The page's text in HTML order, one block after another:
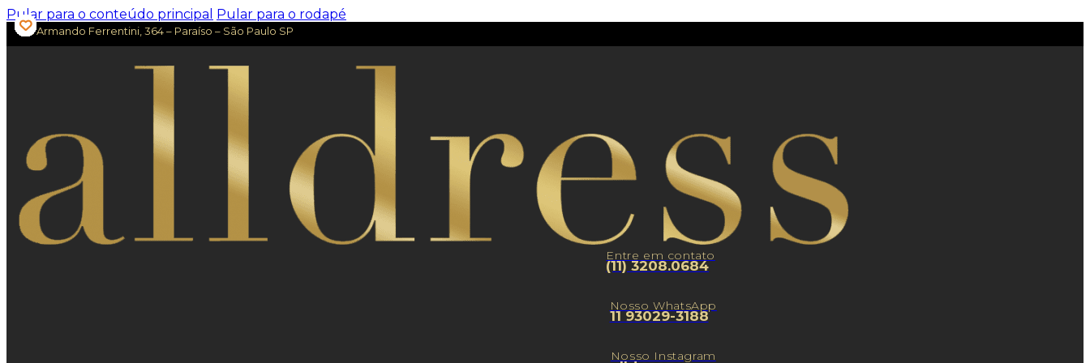
Pular para o conteúdo principal Pular para o rodapé
Av. Armando Ferrentini, 364 – Paraíso – São Paulo SP
Entre em contato
(11) 3208.0684
Nosso WhatsApp
11 93029-3188
Nosso Instagram